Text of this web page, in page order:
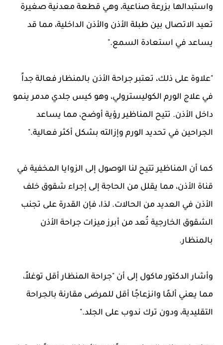
واستبدالها بزرعة صناعية، وهي قطعة معدنية صغيرة
تعيد الاتصال بين طبلة الأذن والأذن الداخلية، مما قد
يساعد في استعادة السمع."
"علاوة على ذلك، تعتبر جراحة الأذن بالمنظار فعالة جداً
في علاج الورم الكوليسترولي، وهو كيس جلدي مدمر ينمو
داخل الأذن. تتيح المناظير رؤية أوضح، مما يساعد
الجراحين في تحديد الورم وإزالته بشكل أكثر فعالية."
كما أن المناظير تتيح لنا الوصول إلى الزوايا المخفية في
قناة الأذن، مما يقلل من الحاجة إلى إجراء شقوق خلف
الأذن في العديد من الحالات. لذا، فإن القدرة على تجنب
الشقوق الخارجية تُعد من أبرز ميزات جراحة الأذن
بالمنظار.
وأشار الدكتور ماكول إلى أن "جراحة المنظار أقل توغلاً،
مما يعني ألمًا وانزعاجًا أقل للمرضى مقارنة بالجراحة
التقليدية، ودون ترك ندوب على الجلد."